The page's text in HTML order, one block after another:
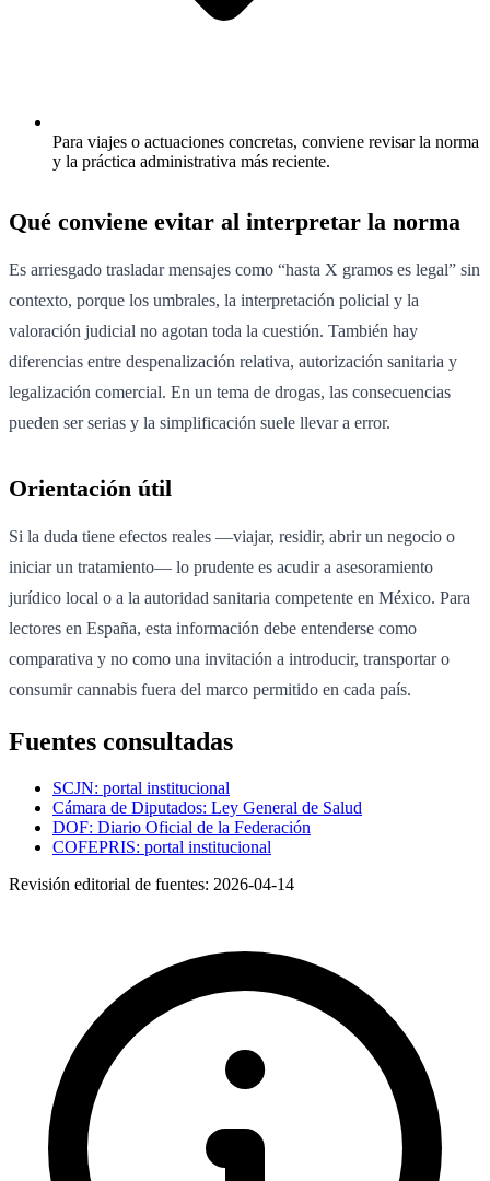
Para viajes o actuaciones concretas, conviene revisar la norma
y la práctica administrativa más reciente.
Qué conviene evitar al interpretar la norma
Es arriesgado trasladar mensajes como “hasta X gramos es legal” sin
contexto, porque los umbrales, la interpretación policial y la
valoración judicial no agotan toda la cuestión. También hay
diferencias entre despenalización relativa, autorización sanitaria y
legalización comercial. En un tema de drogas, las consecuencias
pueden ser serias y la simplificación suele llevar a error.
Orientación útil
Si la duda tiene efectos reales —viajar, residir, abrir un negocio o
iniciar un tratamiento— lo prudente es acudir a asesoramiento
jurídico local o a la autoridad sanitaria competente en México. Para
lectores en España, esta información debe entenderse como
comparativa y no como una invitación a introducir, transportar o
consumir cannabis fuera del marco permitido en cada país.
Fuentes consultadas
SCJN: portal institucional
Cámara de Diputados: Ley General de Salud
DOF: Diario Oficial de la Federación
COFEPRIS: portal institucional
Revisión editorial de fuentes: 2026-04-14